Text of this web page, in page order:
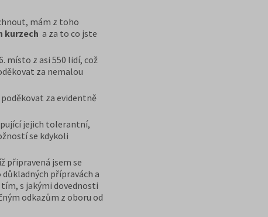
mám z toho
kurzech a za to co jste
místo z asi 550 lidí, což
za nemalou
za evidentně
jejich tolerantní,
se kdykoli
připravená jsem se
přípravách a
s jakými dovednosti
odkazům z oboru od